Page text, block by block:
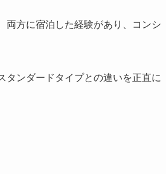
両方に宿泊した経験があり、コンシ
タンダードタイプとの違いを正直に